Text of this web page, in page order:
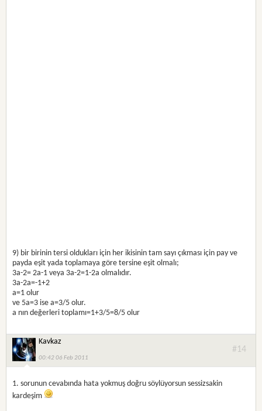
9) bir birinin tersi oldukları için her ikisinin tam sayı çıkması için pay ve
payda eşit yada toplamaya göre tersine eşit olmalı;
3a-2= 2a-1 veya 3a-2=1-2a olmalıdır.
3a-2a=-1+2
a=1 olur
ve 5a=3 ise a=3/5 olur.
a nın değerleri toplamı=1+3/5=8/5 olur
Kavkaz
00:42 06 Feb 2011
#14
1. sorunun cevabında hata yokmuş doğru söylüyorsun sessizsakin
kardeşim